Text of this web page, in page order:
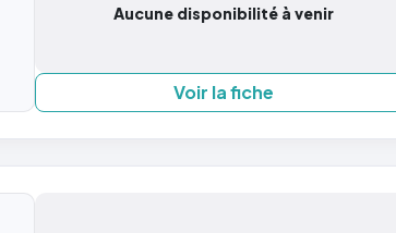
Aucune disponibilité à venir
Voir la fiche